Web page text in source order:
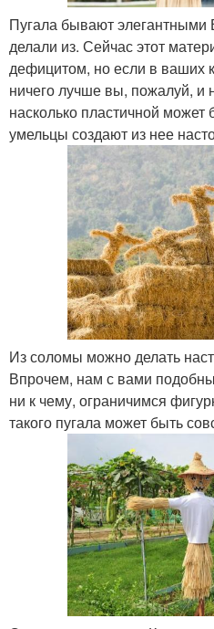
Пугала бывают элегантными
делали из. Сейчас этот
дефицитом, но если в ваших
ничего лучше вы, пожалуй, и
насколько пластичной
умельцы создают из нее
Из соломы можно делать
Впрочем, нам с вами
ни к чему, ограничимся
такого пугала может быть